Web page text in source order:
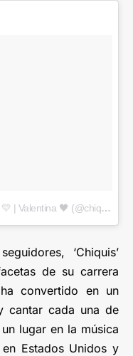
Una publicación compartida de Chiquis 💛 | Valentina 🖤 (@chiquisoficial)
‘Chiquis’
de su carrera
convertido en un
cantar cada una de
lugar en la música
Estados Unidos y